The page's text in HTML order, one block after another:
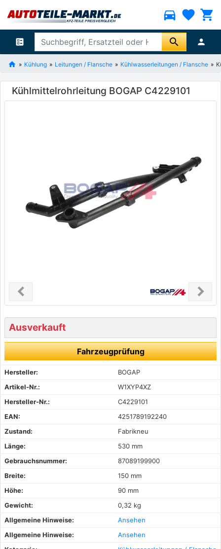
directions_car favorite shopping_cart
ballot search person
Kühlung Leitungen / Flansche Kühlwasserleitungen / Flansche
Kühlmittelrohrleitung BOGAP C4229101
chevron_leftPrevious chevron_right
Next
Ausverkauft
Fahrzeugprüfung
Hersteller:
BOGAP
Artikel-Nr.:
W1XYP4XZ
Hersteller-Nr.:
C4229101
EAN:
4251789192240
Zustand:
Fabrikneu
Länge:
530 mm
Gebrauchsnummer:
87089199900
Breite:
150 mm
Höhe:
90 mm
Gewicht:
0,32 kg
Allgemeine Hinweise:
Ansehen
Allgemeine Hinweise:
Ansehen